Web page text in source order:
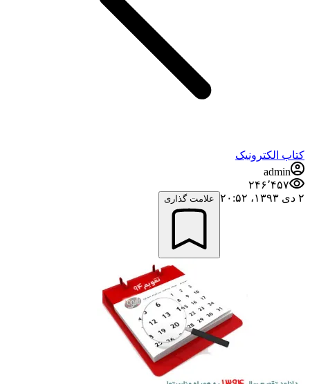
کتاب الکترونیک
admin
۲۴۶٬۴۵۷
۲ دی ۱۳۹۳،‏ ۲۰:۵۲
علامت گذاری